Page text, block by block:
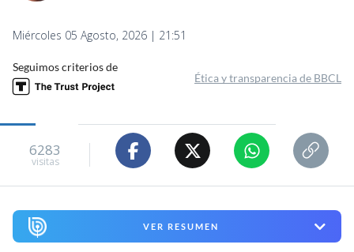
Miércoles 05 Agosto, 2026 | 21:51
Seguimos criterios de
Ética y transparencia de BBCL
6283
visitas
VER RESUMEN